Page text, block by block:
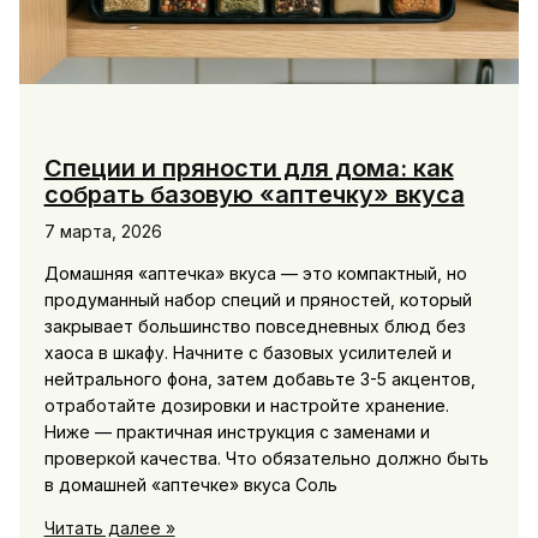
Специи и пряности для дома: как
собрать базовую «аптечку» вкуса
7 марта, 2026
Домашняя «аптечка» вкуса — это компактный, но
продуманный набор специй и пряностей, который
закрывает большинство повседневных блюд без
хаоса в шкафу. Начните с базовых усилителей и
нейтрального фона, затем добавьте 3-5 акцентов,
отработайте дозировки и настройте хранение.
Ниже — практичная инструкция с заменами и
проверкой качества. Что обязательно должно быть
в домашней «аптечке» вкуса Соль
Специи
Читать далее »